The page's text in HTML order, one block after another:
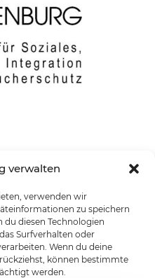
verwalten
verwenden wir
zu speichern
du diesen Technologien
Surfverhalten oder
Wenn du deine
können bestimmte
werden.
Cookie Policy
Impressum